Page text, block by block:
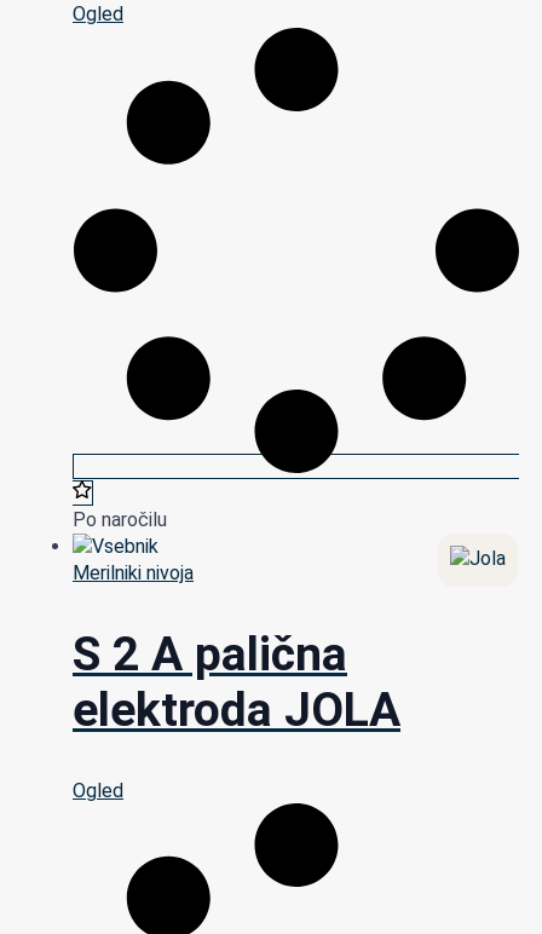
Ogled
Po naročilu
Merilniki nivoja
S 2 A palična
elektroda JOLA
Ogled